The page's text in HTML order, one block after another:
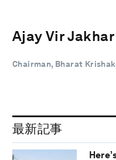
Ajay Vir Jakhar
Chairman, Bharat
最新記事